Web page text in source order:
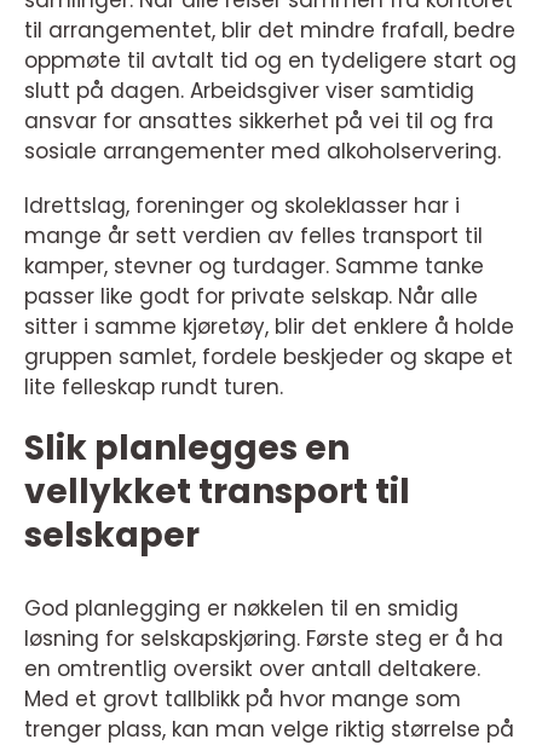
til arrangementet, blir det mindre frafall, bedre
oppmøte til avtalt tid og en tydeligere start og
slutt på dagen. Arbeidsgiver viser samtidig
ansvar for ansattes sikkerhet på vei til og fra
sosiale arrangementer med alkoholservering.
Idrettslag, foreninger og skoleklasser har i
mange år sett verdien av felles transport til
kamper, stevner og turdager. Samme tanke
passer like godt for private selskap. Når alle
sitter i samme kjøretøy, blir det enklere å holde
gruppen samlet, fordele beskjeder og skape et
lite felleskap rundt turen.
Slik planlegges en
vellykket transport til
selskaper
God planlegging er nøkkelen til en smidig
løsning for selskapskjøring. Første steg er å ha
en omtrentlig oversikt over antall deltakere.
Med et grovt tallblikk på hvor mange som
trenger plass, kan man velge riktig størrelse på